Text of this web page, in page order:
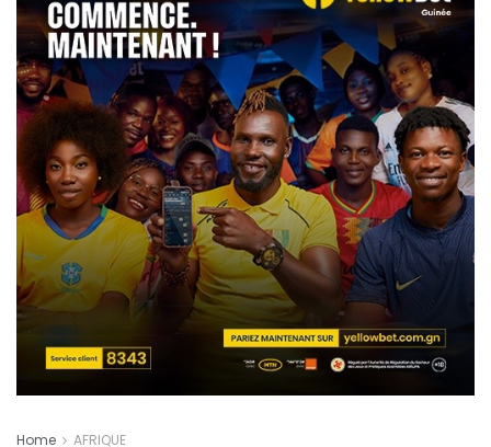
Home AFRIQUE